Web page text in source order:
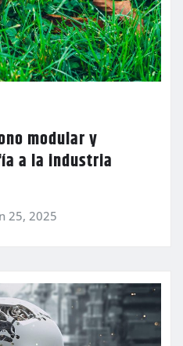
modular y
a la industria
25, 2025